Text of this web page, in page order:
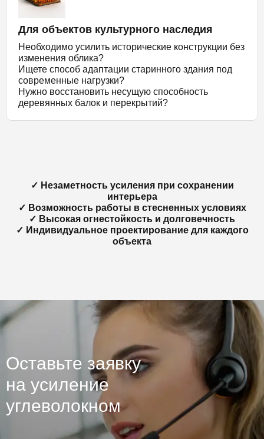
Для объектов культурного наследия
Необходимо усилить исторические конструкции без
изменения облика?
Ищете способ адаптации старинного здания под
современные нагрузки?
Нужно восстановить несущую способность
деревянных балок и перекрытий?
✓ Незаметность усиления при сохранении
интерьера
✓ Возможность работы в стесненных условиях
✓ Высокая огнестойкость и долговечность
✓ Индивидуальное проектирование для каждого
объекта
Оставьте заявку
на усиление
углеволокном